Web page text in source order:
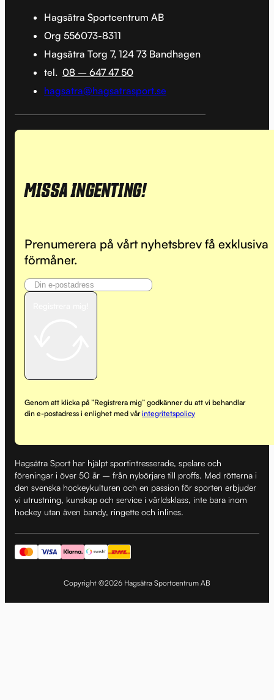
Hagsätra Sportcentrum AB
Org 556073-8311
Hagsätra Torg 7, 124 73 Bandhagen
tel. 08 – 647 47 50
hagsatra@hagsatrasport.se
MISSA INGENTING!
Prenumerera på vårt nyhetsbrev få exklusiva
förmåner.
Genom att klicka på ”Registrera mig” godkänner du att vi behandlar
din e-postadress i enlighet med vårintegritetspolicy
Hagsätra Sport har hjälpt sportintresserade, spelare och
föreningar i över 50 år – från nybörjare till proffs. Med rötterna i
den svenska hockeykulturen och en passion för sporten erbjuder
vi utrustning, kunskap och service i världsklass, inte bara inom
hockey utan även bandy, ringette och inlines.
Copyright ©2026 Hagsätra Sportcentrum AB